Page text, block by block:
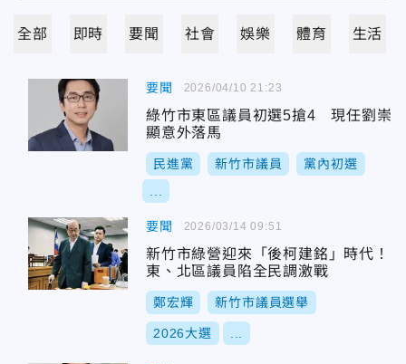
全部 即時 要聞 社會 娛樂 體育 生活
要聞
綠竹市東區議員初選5搶4 現任劉崇
顯意外落馬
民進黨 新竹市議員 黨內初選
2026/04/10 21:23
要聞
新竹市綠營迎來「後柯建銘」時代！
東、北區議員陷全民調激戰
鄭宏輝 新竹市議員選舉
2026大選
2026/03/14 09:51